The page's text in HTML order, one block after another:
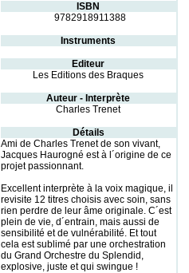
ISBN
9782918911388
Instruments
Editeur
Les Editions des Braques
Auteur - Interprète
Charles Trenet
Détails
Ami de Charles Trenet de son vivant,
Jacques Haurogné est à l´origine de ce
projet passionnant.
Excellent interprète à la voix magique, il
revisite 12 titres choisis avec soin, sans
rien perdre de leur âme originale. C´est
plein de vie, d´entrain, mais aussi de
sensibilité et de vulnérabilité. Et tout
cela est sublimé par une orchestration
du Grand Orchestre du Splendid,
explosive, juste et qui swingue !